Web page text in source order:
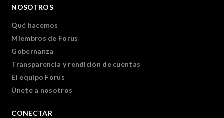
NOSOTROS
Qué hacemos
Miembros de Forus
Gobernanza
Transparencia y rendición de cuentas
El equipo Forus
Únete a nosotros
CONECTAR